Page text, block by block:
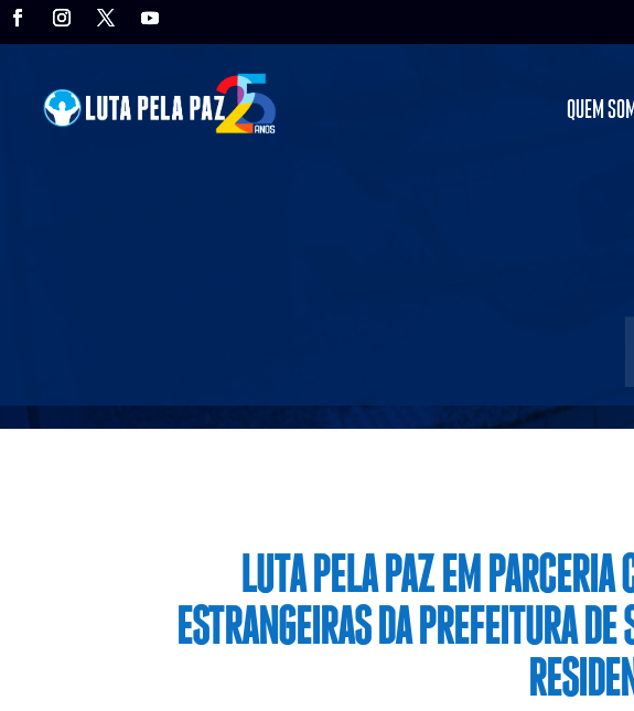
QUEM
LUTA PELA PAZ EM PARCERIA
ESTRANGEIRAS DA PREFEITURA